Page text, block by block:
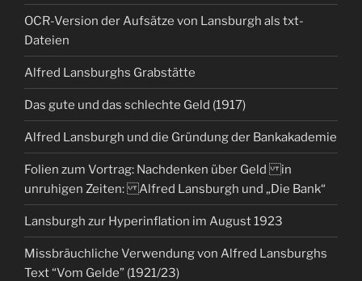
OCR-Version der Aufsätze von Lansburgh als txt-
Dateien
Alfred Lansburghs Grabstätte
Das gute und das schlechte Geld (1917)
Alfred Lansburgh und die Gründung der Bankakademie
Folien zum Vortrag: Nachdenken über Geld in
unruhigen Zeiten: Alfred Lansburgh und „Die Bank“
Lansburgh zur Hyperinflation im August 1923
Missbräuchliche Verwendung von Alfred Lansburghs
Text “Vom Gelde” (1921/23)